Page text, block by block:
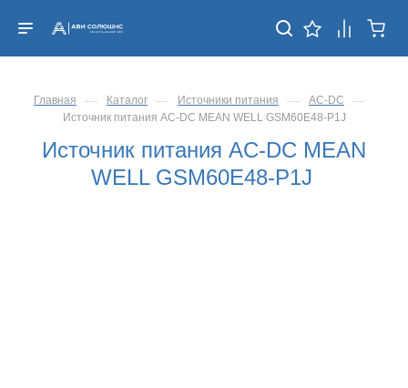
Главная — Каталог — Источники питания — AC-DC —
Источник питания AC-DC MEAN WELL GSM60E48-P1J
Источник питания AC-DC MEAN
WELL GSM60E48-P1J